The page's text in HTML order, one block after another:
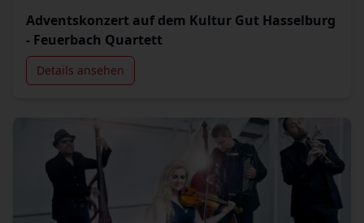
Adventskonzert auf dem Kultur Gut Hasselburg
- Feuerbach Quartett
Details ansehen